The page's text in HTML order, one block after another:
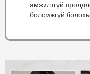
амжилтгүй
боломжгүй